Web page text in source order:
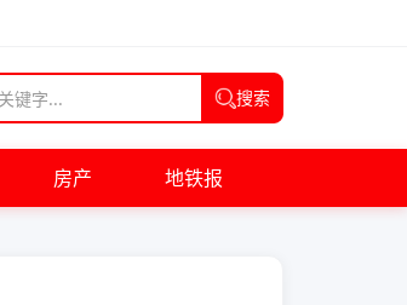
搜索
房产 地铁报